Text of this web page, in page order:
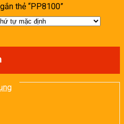
thẻ “PP8100”